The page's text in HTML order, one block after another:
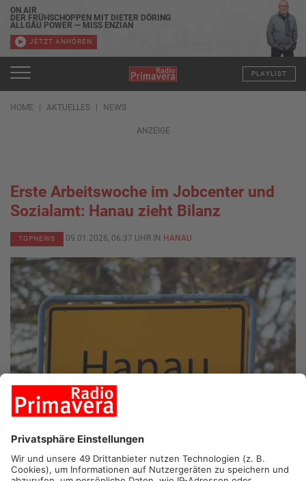
ON AIR
DER FRÜHSCHOPPEN MIT DIETER DÖRING
ALLGÄU POWER — MISS ENZIAN
JETZT ANHÖREN
PLAYLIST
HOME AKTUELLES NEWS
ANZEIGE
Erste Arbeitswoche im Jobcenter und
Sozialamt: Hanau zieht Bilanz
TOPNEWS 09.01.2026, 06:37 UHR IN HANAU